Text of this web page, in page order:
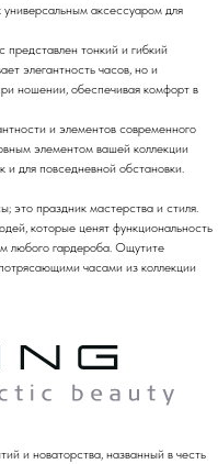
аксессуаром для
представлен тонкий и гибкий
элегантность часов, но и
ношении, обеспечивая комфорт в
и элементов современного
элементом вашей коллекции
и для повседневной обстановки.
это праздник мастерства и стиля.
которые ценят функциональность
любого гардероба. Ощутите
часами из коллекции
и новаторства, названный в честь